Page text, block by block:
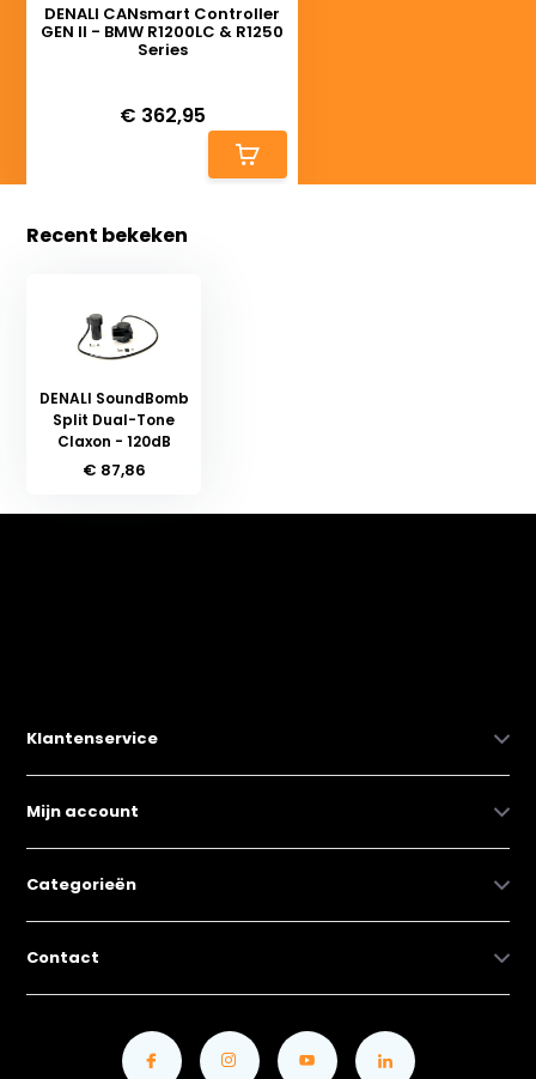
DENALI CANsmart Controller
GEN II - BMW R1200LC & R1250
Series
€ 362,95
Recent bekeken
DENALI SoundBomb
Split Dual-Tone
Claxon - 120dB
€ 87,86
Klantenservice
Mijn account
Categorieën
Contact